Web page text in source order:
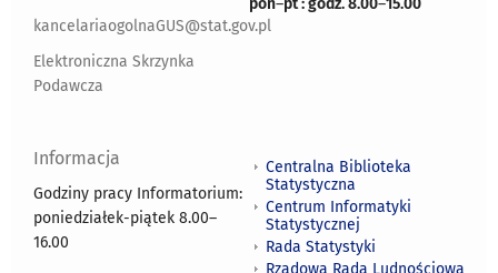
kancelariaogolnaGUS@stat.gov.pl
Elektroniczna Skrzynka
Podawcza
pon–pt : godz. 8.00–15.00
Informacja
Godziny pracy Informatorium:
poniedziałek-piątek 8.00–
16.00
Centralna Biblioteka
Statystyczna
Centrum Informatyki
Statystycznej
Rada Statystyki